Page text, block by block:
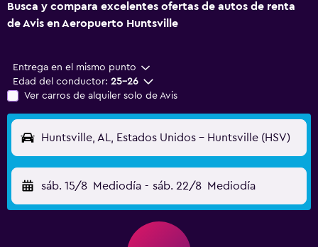
Busca y compara excelentes ofertas de autos de renta
de Avis en Aeropuerto Huntsville
Entrega en el mismo punto
Edad del conductor: 25-26
Ver carros de alquiler solo de Avis
Huntsville, AL, Estados Unidos - Huntsville (HSV)
sáb. 15/8 Mediodía - sáb. 22/8 Mediodía